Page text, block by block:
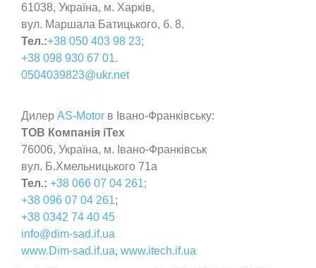
61038, Україна, м. Харків,
вул. Маршала Батицького, б. 8.
Тел.:+38 050 403 98 23;
+38 098 930 67 01.
0504039823@ukr.net
Дилер AS-Motor в Івано-Франківську:
ТОВ Компанія іТех
76006, Україна, м. Івано-Франківськ
вул. Б.Хмельницького 71а
Тел.: +38 066 07 04 261;
+38 096 07 04 261;
+38 0342 74 40 45
info@dim-sad.if.ua
www.Dim-sad.if.ua, www.itech.if.ua